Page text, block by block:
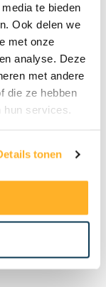
te bieden
Ook delen we
met onze
analyse. Deze
met andere
die ze hebben
hun services.
tonen
verkoop.